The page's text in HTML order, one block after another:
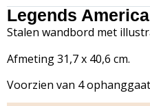
Legends
Stalen wandbord met
Afmeting 31,7 x 40,6 cm.
Voorzien van 4